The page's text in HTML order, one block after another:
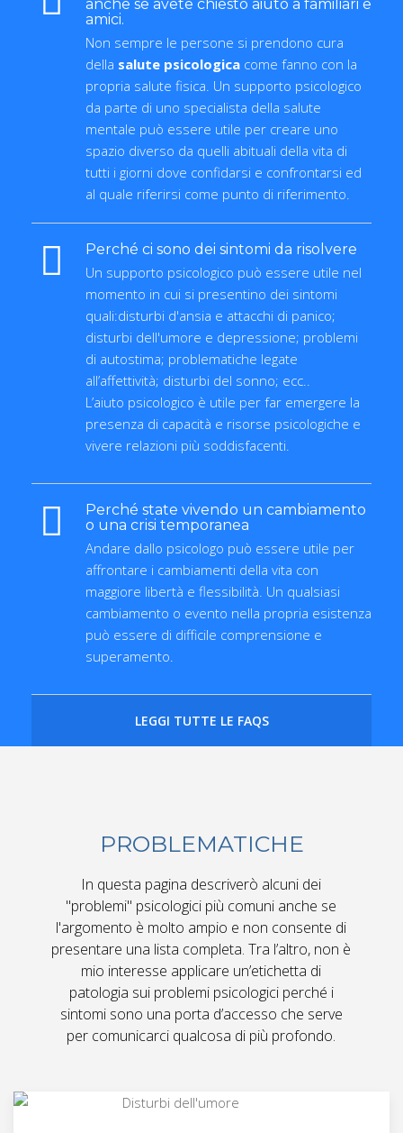
anche se avete chiesto aiuto a familiari e
amici.
Non sempre le persone si prendono cura
della salute psicologica come fanno con la
propria salute fisica. Un supporto psicologico
da parte di uno specialista della salute
mentale può essere utile per creare uno
spazio diverso da quelli abituali della vita di
tutti i giorni dove confidarsi e confrontarsi ed
al quale riferirsi come punto di riferimento.
Perché ci sono dei sintomi da risolvere
Un supporto psicologico può essere utile nel
momento in cui si presentino dei sintomi
quali:disturbi d'ansia e attacchi di panico;
disturbi dell'umore e depressione; problemi
di autostima; problematiche legate
all’affettività; disturbi del sonno; ecc..
L’aiuto psicologico è utile per far emergere la
presenza di capacità e risorse psicologiche e
vivere relazioni più soddisfacenti.
Perché state vivendo un cambiamento
o una crisi temporanea
Andare dallo psicologo può essere utile per
affrontare i cambiamenti della vita con
maggiore libertà e flessibilità. Un qualsiasi
cambiamento o evento nella propria esistenza
può essere di difficile comprensione e
superamento.
LEGGI TUTTE LE FAQS
PROBLEMATICHE
In questa pagina descriverò alcuni dei
"problemi" psicologici più comuni anche se
l'argomento è molto ampio e non consente di
presentare una lista completa. Tra l’altro, non è
mio interesse applicare un’etichetta di
patologia sui problemi psicologici perché i
sintomi sono una porta d’accesso che serve
per comunicarci qualcosa di più profondo.